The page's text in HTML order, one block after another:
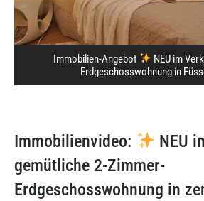
Immobilien-Angebot
NEU im
Erdgeschosswohnung in
Immobilienvideo:
NEU
gemütliche 2-Zimmer-
Erdgeschosswohnung in